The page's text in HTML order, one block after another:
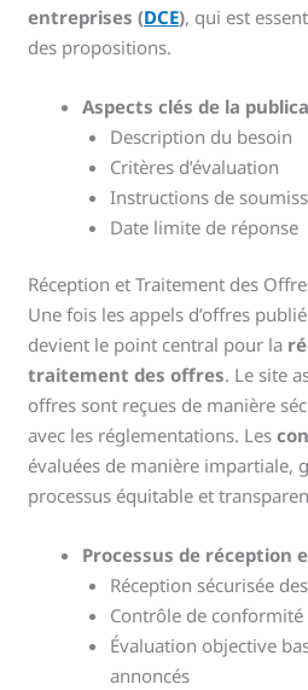
entreprises (DCE), qui est
des propositions.
Aspects clés de la
Description du besoin
Critères d’évaluation
Instructions de
Date limite de réponse
Réception et Traitement des
Une fois les appels d’offres
devient le point central pour la
traitement des offres. Le site
offres sont reçues de manière
avec les réglementations. Les
évaluées de manière impartiale,
processus équitable et
Processus de réception
Réception sécurisée
Contrôle de conformité
Évaluation objective
annoncés